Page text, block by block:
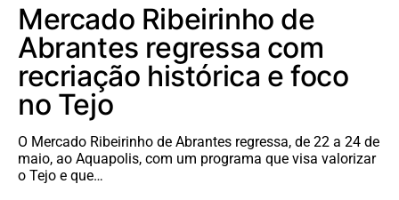
Mercado Ribeirinho de
Abrantes regressa com
recriação histórica e foco
no Tejo
O Mercado Ribeirinho de Abrantes regressa, de 22 a 24 de
maio, ao Aquapolis, com um programa que visa valorizar
o Tejo e que…